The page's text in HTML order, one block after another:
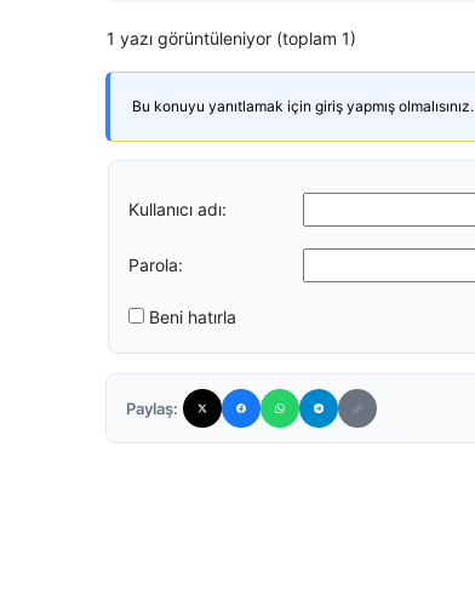
1 yazı görüntüleniyor (toplam 1)
Bu konuyu yanıtlamak için giriş yapmış olmalısınız.
Kullanıcı adı:
Parola:
Beni hatırla
Paylaş: